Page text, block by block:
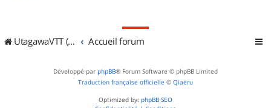
UtagawaVTT (Randos VTT et VTTAE avec traces GPS) Accueil forum
Développé par phpBB® Forum Software © phpBB Limited
Traduction française officielle © Qiaeru
Optimized by: phpBB SEO